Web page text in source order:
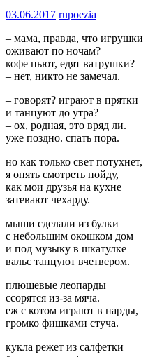
03.06.2017 rupoezia
– мама, правда, что игрушки
оживают по ночам?
кофе пьют, едят ватрушки?
– нет, никто не замечал.
– говорят? играют в прятки
и танцуют до утра?
– ох, родная, это вряд ли.
уже поздно. спать пора.
но как только свет потухнет,
я опять смотреть пойду,
как мои друзья на кухне
затевают чехарду.
мыши сделали из булки
с небольшим окошком дом
и под музыку в шкатулке
вальс танцуют вчетвером.
плюшевые леопарды
ссорятся из-за мяча.
еж с котом играют в нарды,
громко фишками стуча.
кукла режет из салфетки